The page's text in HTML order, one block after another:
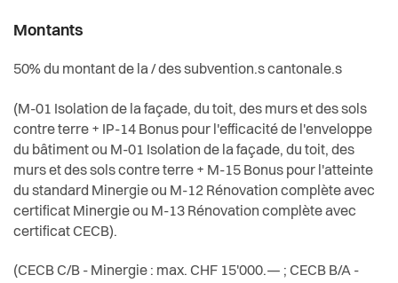
Montants
50% du montant de la / des subvention.s cantonale.s
(M-01 Isolation de la façade, du toit, des murs et des sols
contre terre + IP-14 Bonus pour l'efficacité de l'enveloppe
du bâtiment ou M-01 Isolation de la façade, du toit, des
murs et des sols contre terre + M-15 Bonus pour l'atteinte
du standard Minergie ou M-12 Rénovation complète avec
certificat Minergie ou M-13 Rénovation complète avec
certificat CECB).
(CECB C/B - Minergie : max. CHF 15'000.— ; CECB B/A -